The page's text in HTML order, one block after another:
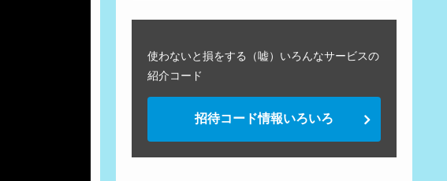
使わないと損をする（嘘）いろんなサービスの
紹介コード
招待コード情報いろいろ